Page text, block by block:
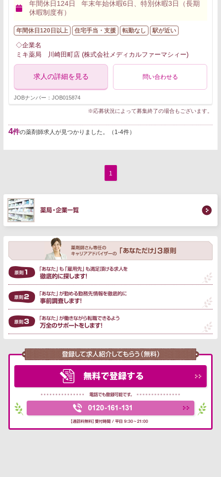
年間休日124日 年末年始休暇6日、特別休暇3日（長期
休暇制度有）
年間休日120日以上 住宅手当・支援 転勤なし 駅が近い
◇企業名
ミキ薬局 川崎田町店 (株式会社メディカルファーマシィー)
求人の詳細を見る 問い合わせる
JOBナンバー：JOB015874
※応募状況によって募集終了の場合もございます。
4件の薬剤師求人が見つかりました。（1-4件）
1